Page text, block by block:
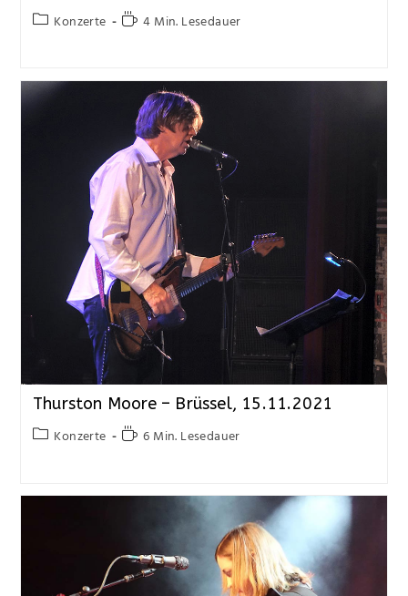
Konzerte 4 Min. Lesedauer
Thurston Moore – Brüssel, 15.11.2021
Konzerte 6 Min. Lesedauer